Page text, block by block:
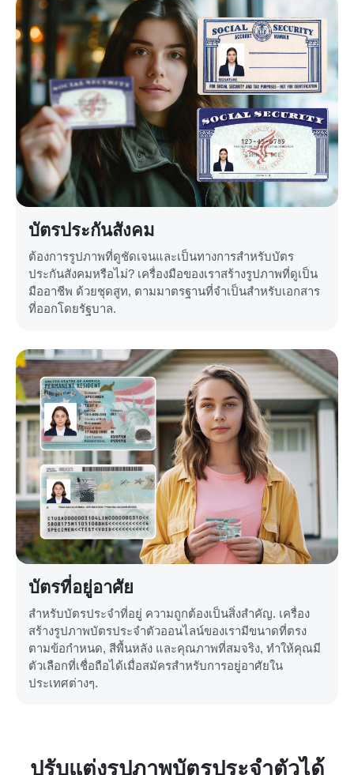
บัตรประกันสังคม
ต้องการรูปภาพที่ดูชัดเจนและเป็นทางการสำหรับบัตร
ประกันสังคมหรือไม่? เครื่องมือของเราสร้างรูปภาพที่ดูเป็น
มืออาชีพ ด้วยชุดสูท, ตามมาตรฐานที่จำเป็นสำหรับเอกสาร
ที่ออกโดยรัฐบาล.
บัตรที่อยู่อาศัย
สำหรับบัตรประจำที่อยู่ ความถูกต้องเป็นสิ่งสำคัญ. เครื่อง
สร้างรูปภาพบัตรประจำตัวออนไลน์ของเรามีขนาดที่ตรง
ตามข้อกำหนด, สีพื้นหลัง และคุณภาพที่สมจริง, ทำให้คุณมี
ตัวเลือกที่เชื่อถือได้เมื่อสมัครสำหรับการอยู่อาศัยใน
ประเทศต่างๆ.
ปรับแต่งรูปภาพบัตรประจำตัวได้